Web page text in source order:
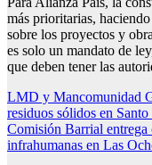
más prioritarias,
sobre los proyectos y
es solo un mandato de
que deben tener las
Navegación
de
entradas
LMD y Mancomunidad
residuos sólidos en
Comisión Barrial
infrahumanas en Las